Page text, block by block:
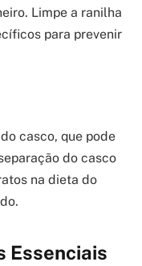
Limpe a ranilha
para prevenir
casco, que pode
do casco
na dieta do
Essenciais